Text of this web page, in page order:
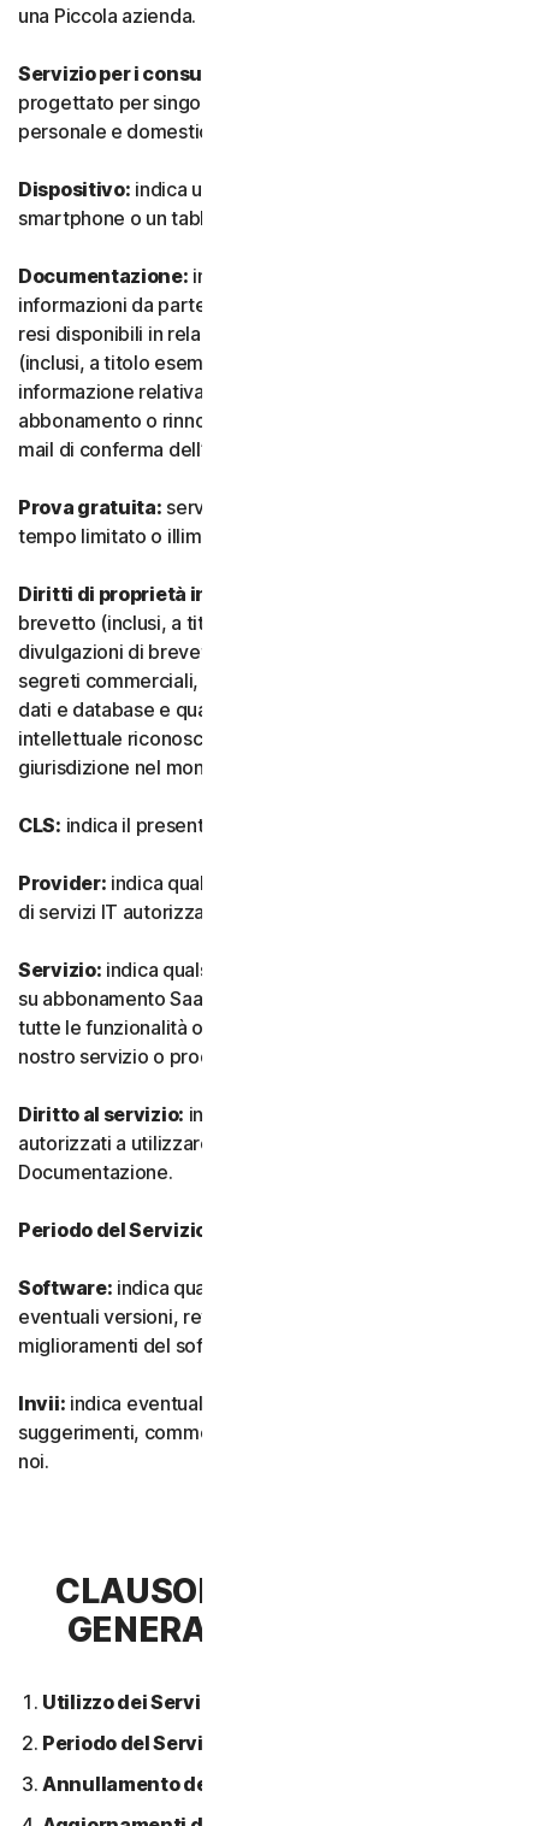
una Piccola azienda.
Servizio per i consumatori:
progettato per singoli consumatori e destinato all’utilizzo
personale e domestico.
Dispositivo: indica un computer, un laptop, uno
smartphone o un tablet.
Documentazione: indica tutti i documenti e le
informazioni da parte nostra che accompagnano o sono
resi disponibili in relazione al Servizio e/o al Software
(inclusi, a titolo esemplificativo e non esaustivo, qualsiasi
informazione relativa a confezione, acquisto,
abbonamento o rinnovo, come un acquisto, ricevuta o e-
mail di conferma dell’iscrizione o del rinnovo).
Prova gratuita: servizio offerto su base gratuita, a
tempo limitato o illimitato.
Diritti di proprietà intellettuale:
brevetto (inclusi, a titolo esemplificativo, domande e
divulgazioni di brevetti), invenzioni, diritti d’autore,
segreti commerciali, diritti morali, know-how, diritti su
dati e database e qualsiasi altro diritto di proprietà
intellettuale riconosciuto in qualsiasi Paese o
giurisdizione nel mondo.
CLS: indica il presente Contratto di Licenza e Servizi.
Provider: indica qualsiasi nostro rivenditore o provider
di servizi IT autorizzato.
Servizio: indica qualsiasi nostro servizio o offerta basata
su abbonamento SaaS (software as-a-service) insieme a
tutte le funzionalità o servizi associati, nonché qualsiasi
nostro servizio o prodotto una tantum.
Diritto al servizio: indica il numero e il tipo di Dispositivi
autorizzati a utilizzare il Software, come specificato nella
Documentazione.
Periodo del Servizio:
Software: indica qualsiasi nostro software, inclusi
eventuali versioni, revisioni, aggiornamenti o
miglioramenti del software.
Invii: indica eventuali feedback, recensioni,
suggerimenti, commenti o idee relativi ai Servizi inviati a
noi.
CLAUSOLA 2 - CONDIZIONI
GENERALI DEL SERVIZIO
Utilizzo dei Servizi.
Periodo del Servizio.
Annullamento del Servizio.